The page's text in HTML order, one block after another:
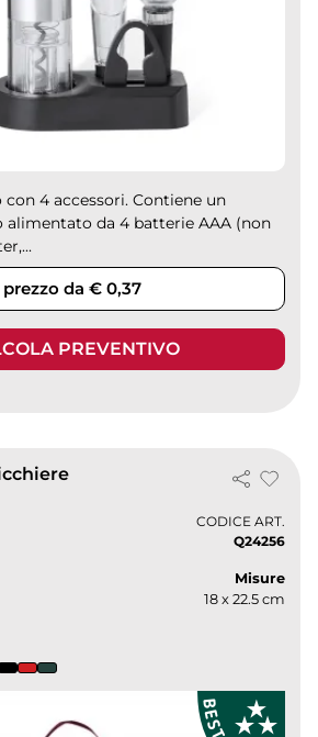
4 accessori. Contiene un
alimentato da 4 batterie AAA (non
prezzo da € 0,37
PREVENTIVO
CODICE ART.
Q24256
Misure
18 x 22.5 cm